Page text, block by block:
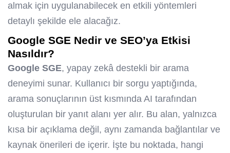
almak için uygulanabilecek en etkili yöntemleri
detaylı şekilde ele alacağız.
Google SGE Nedir ve SEO’ya Etkisi
Nasıldır?
Google SGE, yapay zekâ destekli bir arama
deneyimi sunar. Kullanıcı bir sorgu yaptığında,
arama sonuçlarının üst kısmında AI tarafından
oluşturulan bir yanıt alanı yer alır. Bu alan, yalnızca
kısa bir açıklama değil, aynı zamanda bağlantılar ve
kaynak önerileri de içerir. İşte bu noktada, hangi